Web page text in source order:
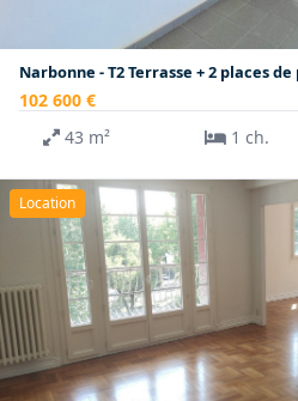
Narbonne - T2 Terrasse + 2 places
102 600 €
43 m²
1 ch.
Location